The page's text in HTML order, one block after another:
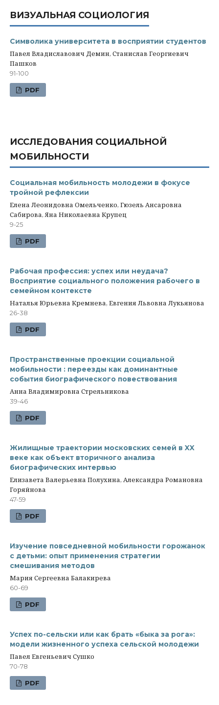
ВИЗУАЛЬНАЯ СОЦИОЛОГИЯ
Символика университета в восприятии студентов
Павел Владиславович Демин, Станислав Георгиевич
Пашков
91-100
PDF
ИССЛЕДОВАНИЯ СОЦИАЛЬНОЙ
МОБИЛЬНОСТИ
Социальная мобильность молодежи в фокусе
тройной рефлексии
Елена Леонидовна Омельченко, Гюзель Ансаровна
Сабирова, Яна Николаевна Крупец
9-25
PDF
Рабочая профессия: успех или неудача?
Восприятие социального положения рабочего в
семейном контексте
Наталья Юрьевна Кремнева, Евгения Львовна Лукьянова
26-38
PDF
Пространственные проекции социальной
мобильности : переезды как доминантные
события биографического повествования
Анна Владимировна Стрельникова
39-46
PDF
Жилищные траектории московских семей в XX
веке как объект вторичного анализа
биографических интервью
Елизавета Валерьевна Полухина, Александра Романовна
Горяйнова
47-59
PDF
Изучение повседневной мобильности горожанок
с детьми: опыт применения стратегии
смешивания методов
Мария Сергеевна Балакирева
60-69
PDF
Успех по-сельски или как брать «быка за рога»:
модели жизненного успеха сельской молодежи
Павел Евгеньевич Сушко
70-78
PDF